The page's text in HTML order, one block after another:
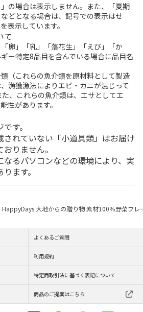
の場合は表示しません。また、「夏期
どとなる場合は、記号での表示はせ
表示しています。
て
卵」「乳」「落花生」「えび」「か
ー特定8品目を含んでいる場合に品目名
（これらの魚介類を原材料として製造
漁獲漁法によりエビ・カニが混じって
、これらの魚介類は、エサとしてエ
性があります。
す。
されていない「小道具類」はお届け
りません。
なるパソコンなどの環境により、実
ます。
HappyDays 大地からの贈り物 素材100％野菜フレ
よくあるご質問
利用規約
特定商取引法に基づく表記について
商品のご提案はこちら